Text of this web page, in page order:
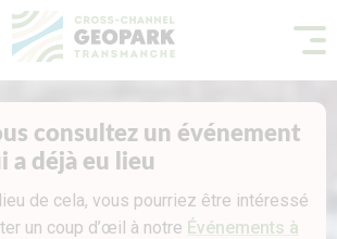
consultez un événement
a déjà eu lieu
de cela, vous pourriez être intéressé
un coup d’œil à notre Événements à